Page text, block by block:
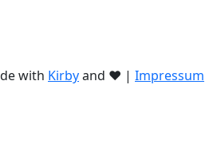
with Kirbyand ♥ | Impressum